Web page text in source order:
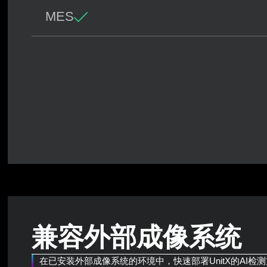
MES
兼容外部成像系统
在已安装外部成像系统的环境中，快速部署UnitX的AI检